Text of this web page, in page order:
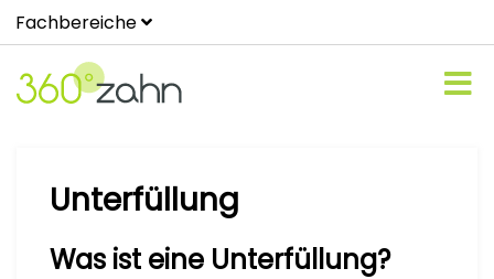
Fachbereiche
Unterfüllung
Was ist eine Unterfüllung?